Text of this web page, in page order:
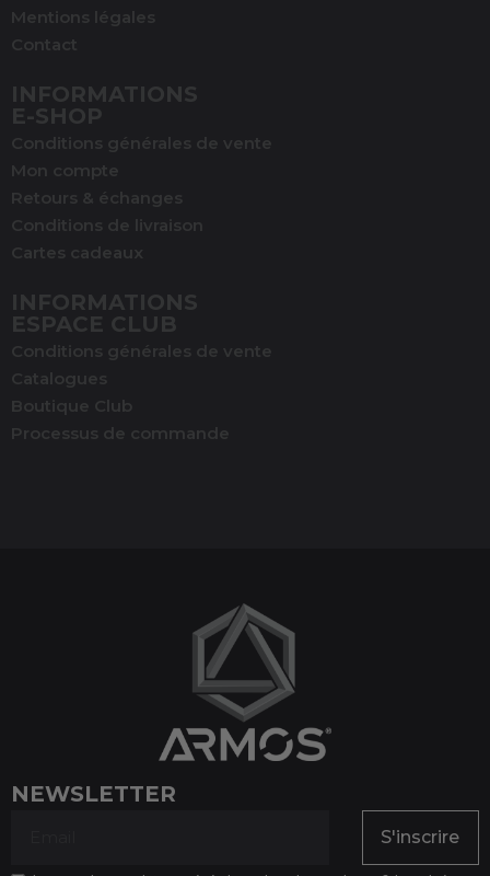
Mentions légales
Contact
INFORMATIONS
E-SHOP
Conditions générales de vente
Mon compte
Retours & échanges
Conditions de livraison
Cartes cadeaux
INFORMATIONS
ESPACE CLUB
Conditions générales de vente
Catalogues
Boutique Club
Processus de commande
NEWSLETTER
S'inscrire